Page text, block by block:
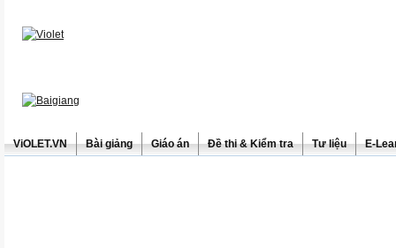
ViOLET.VN Bài giảng Giáo án Đề thi & Kiểm tra Tư liệu E-